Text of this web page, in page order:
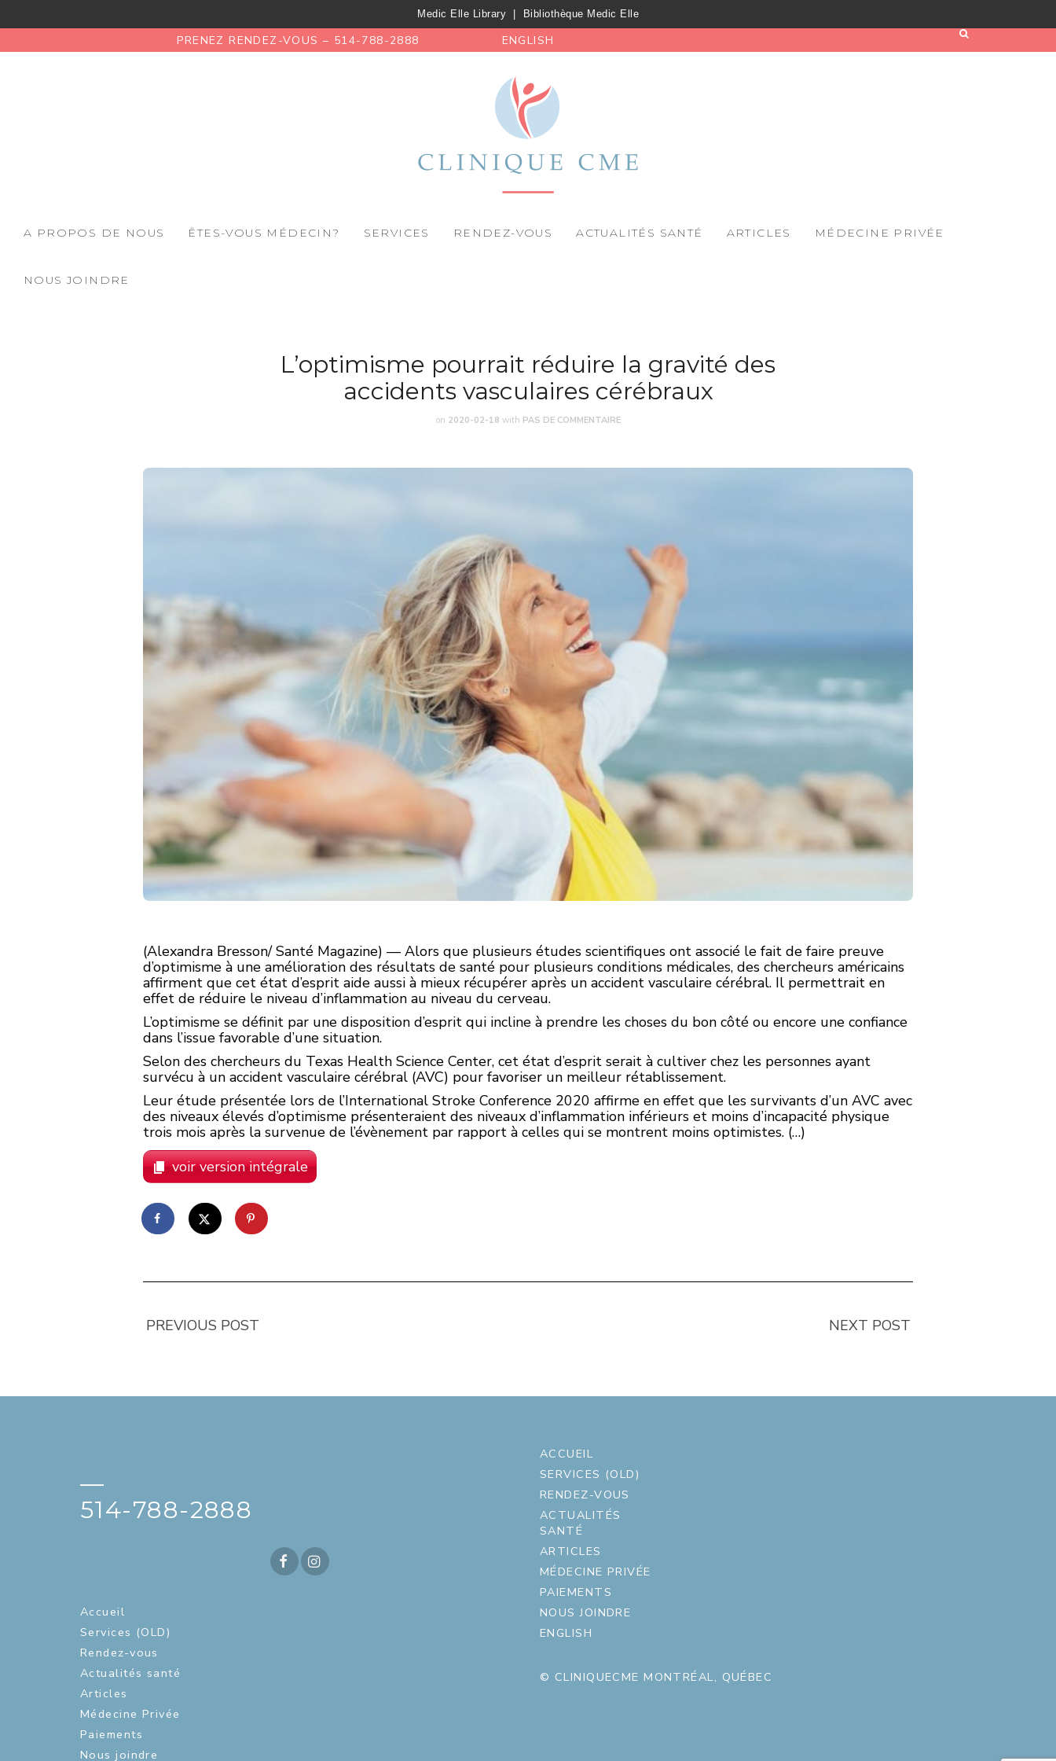
Medic Elle Library Bibliothèque Medic Elle
PRENEZ RENDEZ-VOUS – 514-788-2888 ENGLISH
A PROPOS DE NOUS ÊTES-VOUS MÉDECIN? SERVICES RENDEZ-VOUS ACTUALITÉS SANTÉ ARTICLES MÉDECINE PRIVÉE
NOUS JOINDRE
L’optimisme pourrait réduire la gravité des
accidents vasculaires cérébraux
on 2020-02-18 with PAS DE COMMENTAIRE
(Alexandra Bresson/ Santé Magazine) — Alors que plusieurs études scientifiques ont associé le fait de faire preuve
d’optimisme à une amélioration des résultats de santé pour plusieurs conditions médicales, des chercheurs américains
affirment que cet état d’esprit aide aussi à mieux récupérer après un accident vasculaire cérébral. Il permettrait en
effet de réduire le niveau d’inflammation au niveau du cerveau.
L’optimisme se définit par une disposition d’esprit qui incline à prendre les choses du bon côté ou encore une confiance
dans l’issue favorable d’une situation.
Selon des chercheurs du Texas Health Science Center, cet état d’esprit serait à cultiver chez les personnes ayant
survécu à un accident vasculaire cérébral (AVC) pour favoriser un meilleur rétablissement.
Leur étude présentée lors de l’International Stroke Conference 2020 affirme en effet que les survivants d’un AVC avec
des niveaux élevés d’optimisme présenteraient des niveaux d’inflammation inférieurs et moins d’incapacité physique
trois mois après la survenue de l’évènement par rapport à celles qui se montrent moins optimistes. (…)
voir version intégrale
PREVIOUS POST NEXT POST
—
514-788-2888
Accueil
Services (OLD)
Rendez-vous
Actualités santé
Articles
Médecine Privée
Paiements
Nous joindre
ACCUEIL
SERVICES (OLD)
RENDEZ-VOUS
ACTUALITÉS
SANTÉ
ARTICLES
MÉDECINE PRIVÉE
PAIEMENTS
NOUS JOINDRE
ENGLISH
© CLINIQUECME MONTRÉAL, QUÉBEC